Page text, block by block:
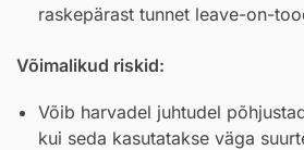
raskepärast tunnet leave-on-
Võimalikud riskid:
Võib harvadel juhtudel
kui seda kasutatakse väga